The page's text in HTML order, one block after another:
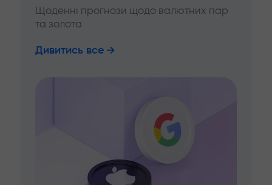
Щоденні прогнози щодо валютних пар
та золота
Дивитись все